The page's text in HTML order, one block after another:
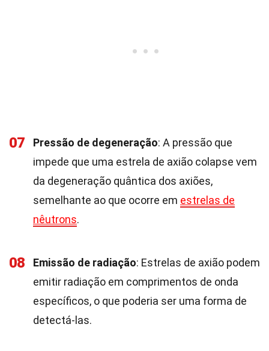
07 Pressão de degeneração: A pressão que
impede que uma estrela de axião colapse vem
da degeneração quântica dos axiões,
semelhante ao que ocorre em estrelas de
nêutrons.
08 Emissão de radiação: Estrelas de axião podem
emitir radiação em comprimentos de onda
específicos, o que poderia ser uma forma de
detectá-las.